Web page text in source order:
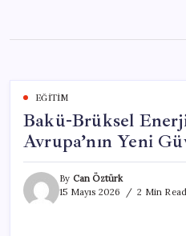
content
EĞITIM
Bakü-Brüksel
Avrupa’nın Yeni
By Can Öztürk
15 Mayıs 2026
2 Min Read